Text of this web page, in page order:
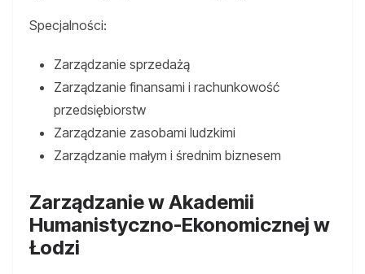
Specjalności:
Zarządzanie sprzedażą
Zarządzanie finansami i rachunkowość
przedsiębiorstw
Zarządzanie zasobami ludzkimi
Zarządzanie małym i średnim biznesem
Zarządzanie w Akademii
Humanistyczno-Ekonomicznej w
Łodzi